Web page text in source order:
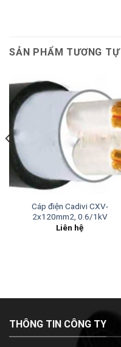
SẢN PHẨM TƯƠNG TỰ
Cáp điện Cadivi CXV-
2x120mm2, 0.6/1kV
Liên hệ
THÔNG TIN CÔNG TY